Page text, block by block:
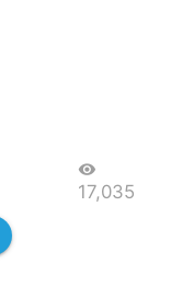
visibility
17,035